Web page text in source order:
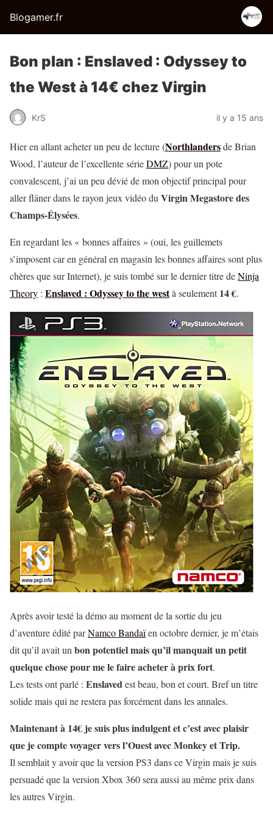
Blogamer.fr
Bon plan : Enslaved : Odyssey to
the West à 14€ chez Virgin
KrS il y a 15 ans
Hier en allant acheter un peu de lecture (Northlandersde Brian
Wood, l’auteur de l’excellente sérieDMZ) pour un pote
convalescent, j’ai un peu dévié de mon objectif principal pour
aller flâner dans le rayon jeux vidéo du Virgin Megastore des
Champs-Élysées.
En regardant les « bonnes affaires » (oui, les guillemets
s’imposent car en général en magasin les bonnes affaires sont plus
chères que sur Internet), je suis tombé sur le dernier titre deNinja
Theory : Enslaved : Odyssey to the westà seulement14 €.
Après avoir testé la démo au moment de la sortie du jeu
d’aventure édité parNamco Bandaïen octobre dernier, je m’étais
dit qu’il avait un bon potentiel mais qu’il manquait un petit
quelque chose pour me le faire acheter à prix fort.
Les tests ont parlé : Enslavedest beau, bon et court. Bref un titre
solide mais qui ne restera pas forcément dans les annales.
Maintenant à 14€ je suis plus indulgent et c’est avec plaisir
que je compte voyager vers l’Ouest avec Monkey et Trip.
Il semblait y avoir que la version PS3 dans ce Virgin mais je suis
persuadé que la version Xbox 360 sera aussi au même prix dans
les autres Virgin.